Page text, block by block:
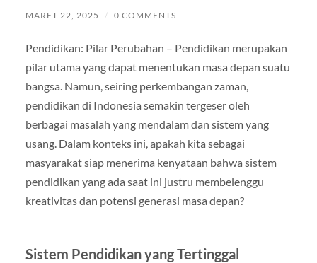
MARET 22, 2025 / 0 COMMENTS
Pendidikan: Pilar Perubahan – Pendidikan merupakan
pilar utama yang dapat menentukan masa depan suatu
bangsa. Namun, seiring perkembangan zaman,
pendidikan di Indonesia semakin tergeser oleh
berbagai masalah yang mendalam dan sistem yang
usang. Dalam konteks ini, apakah kita sebagai
masyarakat siap menerima kenyataan bahwa sistem
pendidikan yang ada saat ini justru membelenggu
kreativitas dan potensi generasi masa depan?
Sistem Pendidikan yang Tertinggal